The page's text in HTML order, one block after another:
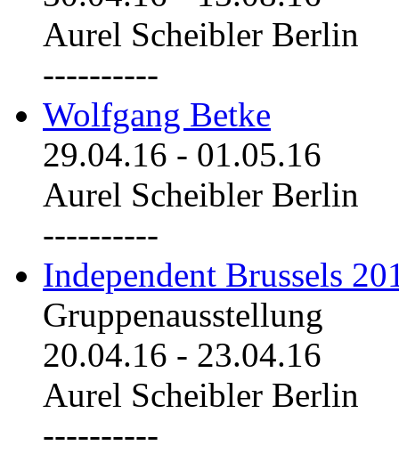
Aurel Scheibler Berlin
----------
Wolfgang Betke
29.04.16 - 01.05.16
Aurel Scheibler Berlin
----------
Independent Brussels
Gruppenausstellung
20.04.16 - 23.04.16
Aurel Scheibler Berlin
----------